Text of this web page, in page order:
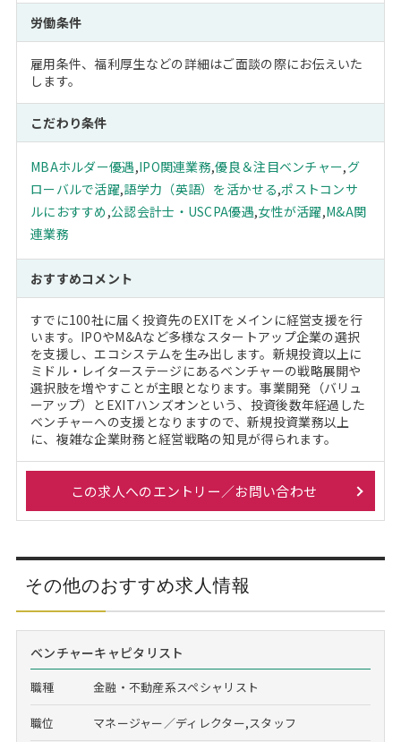
労働条件
雇用条件、福利厚生などの詳細はご面談の際にお伝えいた
します。
こだわり条件
MBAホルダー優遇,IPO関連業務,優良＆注目ベンチャー,グ
ローバルで活躍,語学力（英語）を活かせる,ポストコンサ
ルにおすすめ ,公認会計士・USCPA優遇,女性が活躍,M&A関
連業務
おすすめコメント
すでに100社に届く投資先のEXITをメインに経営支援を行
います。IPOやM&Aなど多様なスタートアップ企業の選択
を支援し、エコシステムを生み出します。新規投資以上に
ミドル・レイターステージにあるベンチャーの戦略展開や
選択肢を増やすことが主眼となります。事業開発（バリュ
ーアップ）とEXITハンズオンという、投資後数年経過した
ベンチャーへの支援となりますので、新規投資業務以上
に、複雑な企業財務と経営戦略の知見が得られます。
この求人へのエントリー／お問い合わせ
その他のおすすめ求人情報
ベンチャーキャピタリスト
職種 金融・不動産系スペシャリスト
職位 マネージャー／ディレクター,スタッフ